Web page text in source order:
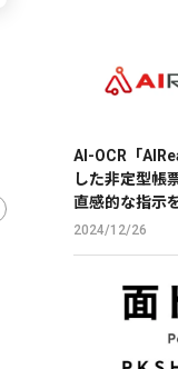
AI-OCR「
した非定型帳
直感的な指示
帳票の読取り
2024/12/26